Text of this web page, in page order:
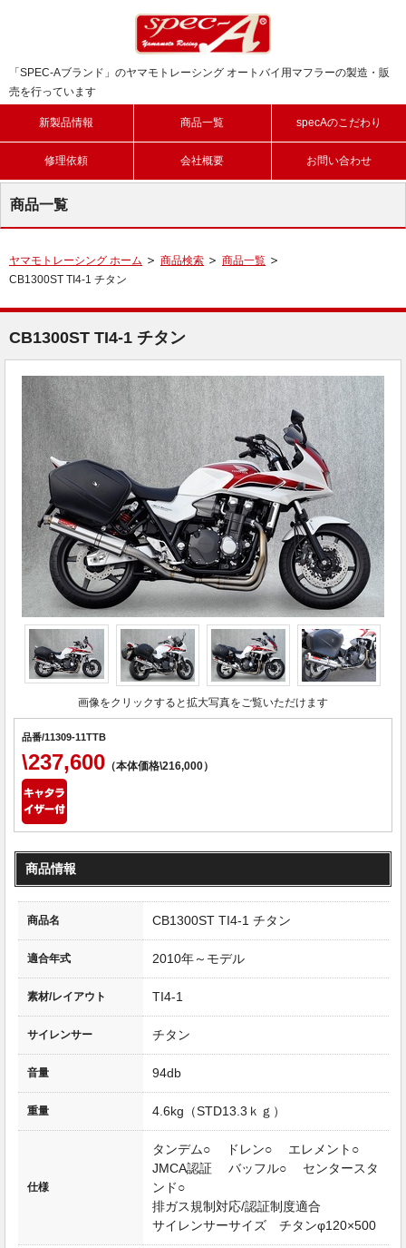
「SPEC-Aブランド」のヤマモトレーシング オートバイ用マフラーの製造・販
売を行っています
新製品情報 商品一覧 specAのこだわり
修理依頼 会社概要 お問い合わせ
商品一覧
ヤマモトレーシング ホーム 商品検索
商品一覧
CB1300ST TI4-1 チタン
CB1300ST TI4-1 チタン
画像をクリックすると拡大写真をご覧いただけます
品番/11309-11TTB
\237,600 （本体価格\216,000）
商品情報
商品名 CB1300ST TI4-1 チタン
適合年式 2010年～モデル
素材/レイアウト TI4-1
サイレンサー チタン
音量 94db
重量 4.6kg（STD13.3ｋｇ）
仕様
タンデム○ ドレン○ エレメント○
JMCA認証 バッフル○ センタースタ
ンド○
排ガス規制対応/認証制度適合
サイレンサーサイズ チタンφ120×500